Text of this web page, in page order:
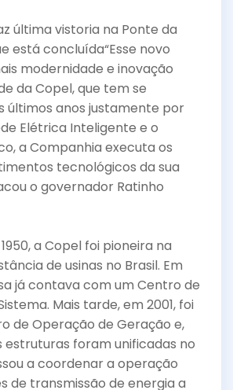
última vistoria na Ponte da
está concluída“Esse novo
modernidade e inovação
da Copel, que tem se
últimos anos justamente por
Elétrica Inteligente e o
a Companhia executa os
tecnológicos da sua
o governador Ratinho
a Copel foi pioneira na
de usinas no Brasil. Em
já contava com um Centro de
Mais tarde, em 2001, foi
de Operação de Geração e,
estruturas foram unificadas no
a coordenar a operação
de transmissão de energia a